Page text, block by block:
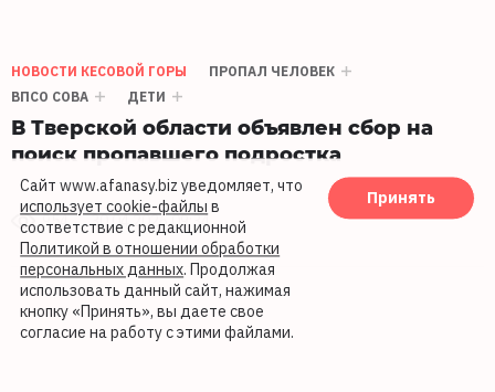
НОВОСТИ КЕСОВОЙ ГОРЫ
ПРОПАЛ ЧЕЛОВЕК
ВПСО СОВА
ДЕТИ
В Тверской области объявлен сбор на
поиск пропавшего подростка
954 30.04.2026 09:34
Сайт www.afanasy.biz уведомляет, что
использует cookie-файлы в
соответствие с редакционной
Политикой в отношении обработки
персональных данных. Продолжая
использовать данный сайт, нажимая
кнопку «Принять», вы даете свое
согласие на работу с этими файлами.
Принять